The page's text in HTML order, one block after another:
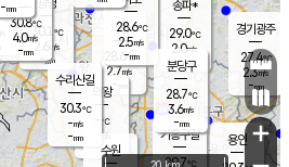
과천
28.6℃
2.7m/s
- mm
용인
경기광주
27.4℃
2.3m/s
-mm
의왕
- ℃
m/s
mm
광명
30.1
℃
2.6 m/s
-mm
30.8℃
4.0m/s
-mm
송파*
29.0℃
2.0m/s
-mm
28.6℃
2.5m/s
-mm
기흥구갈
29.7℃
수리산길
30.3℃
-m/s
-mm
분당구
28.7℃
3.6m/s
-mm
-mm
수원
+